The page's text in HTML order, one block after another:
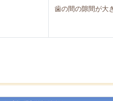
歯の間の隙間が大